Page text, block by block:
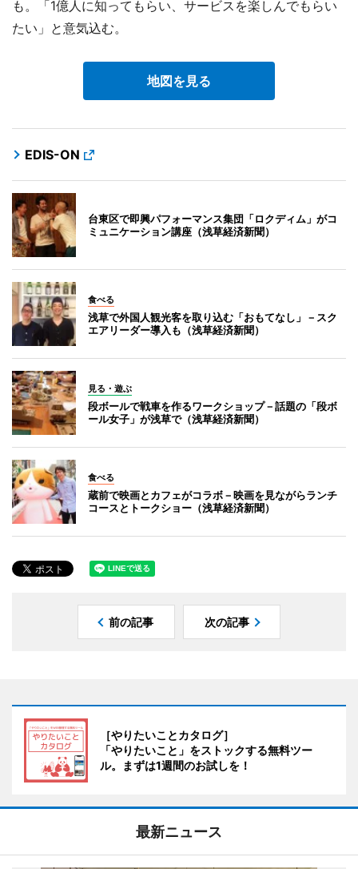
も。「1億人に知ってもらい、サービスを楽しんでもらい
たい」と意気込む。
地図を見る
EDIS-ON
台東区で即興パフォーマンス集団「ロクディム」がコ
ミュニケーション講座（浅草経済新聞）
食べる
浅草で外国人観光客を取り込む「おもてなし」－スク
エアリーダー導入も（浅草経済新聞）
見る・遊ぶ
段ボールで戦車を作るワークショップ－話題の「段ボ
ール女子」が浅草で（浅草経済新聞）
食べる
蔵前で映画とカフェがコラボ－映画を見ながらランチ
コースとトークショー（浅草経済新聞）
前の記事 次の記事
［やりたいことカタログ］
「やりたいこと」をストックする無料ツー
ル。まずは1週間のお試しを！
最新ニュース